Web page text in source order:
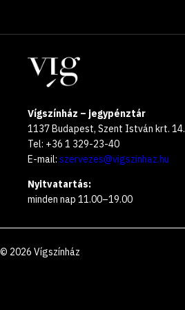
Helyszínek
Vígszínház – jegypénztár
1137 Budapest, Szent István krt. 14.
Tel: +36 1 329-23-40
E-mail: szervezes@vigszinhaz.hu
Nyitvatartás:
minden nap 11.00–19.00
© 2026 Vígszínház